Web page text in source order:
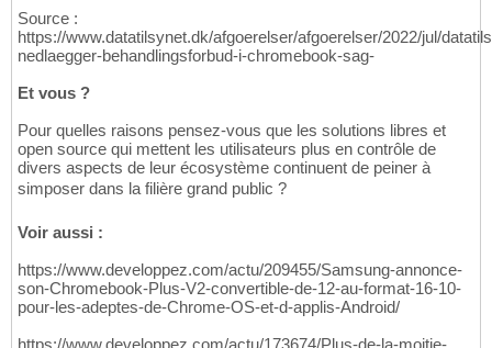
Source :
https://www.datatilsynet.dk/afgoerelser/afgoerelser/2022/jul/
nedlaegger-behandlingsforbud-i-chromebook-sag-
Et vous ?
Pour quelles raisons pensez-vous que les solutions libres et
open source qui mettent les utilisateurs plus en contrôle de
divers aspects de leur écosystème continuent de peiner à
simposer dans la filière grand public ?
Voir aussi :
https://www.developpez.com/actu/209455/Samsung-annonce-
son-Chromebook-Plus-V2-convertible-de-12-au-format-16-10-
pour-les-adeptes-de-Chrome-OS-et-d-applis-Android/